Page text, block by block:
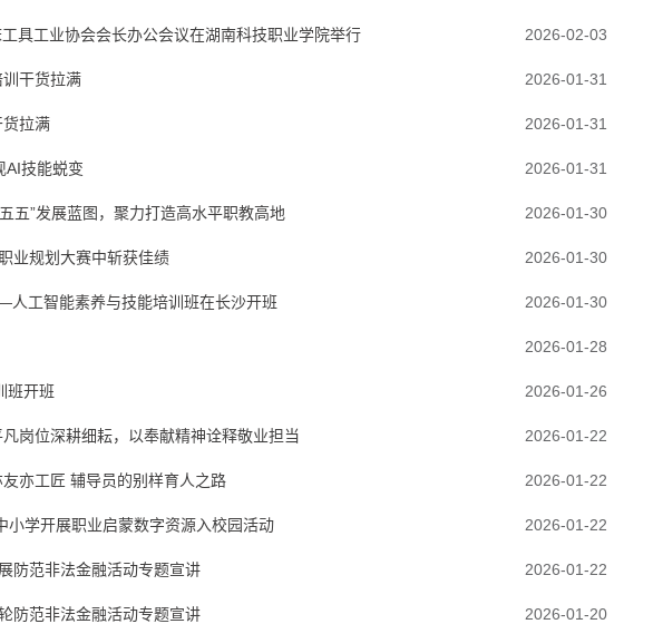
具工业协会会长办公会议在湖南科技职业学院举行 2026-02-03
训干货拉满 2026-01-31
货拉满 2026-01-31
AI技能蜕变 2026-01-31
五”发展蓝图，聚力打造高水平职教高地 2026-01-30
业规划大赛中斩获佳绩 2026-01-30
工智能素养与技能培训班在长沙开班 2026-01-30
2026-01-28
班开班 2026-01-26
岗位深耕细耘，以奉献精神诠释敬业担当 2026-01-22
亦工匠 辅导员的别样育人之路 2026-01-22
小学开展职业启蒙数字资源入校园活动 2026-01-22
防范非法金融活动专题宣讲 2026-01-22
防范非法金融活动专题宣讲 2026-01-20